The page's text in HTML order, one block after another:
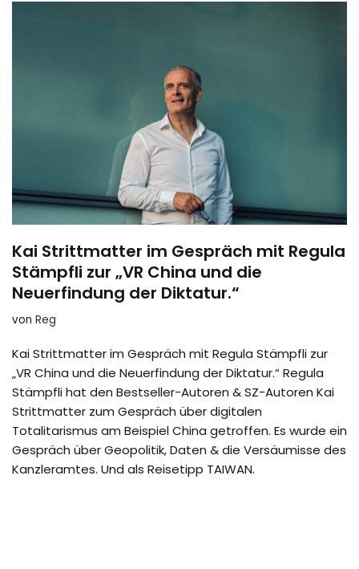
Kai Strittmatter im Gespräch mit Regula
Stämpfli zur „VR China und die
Neuerfindung der Diktatur.“
von Reg
Kai Strittmatter im Gespräch mit Regula Stämpfli zur
„VR China und die Neuerfindung der Diktatur.“ Regula
Stämpfli hat den Bestseller-Autoren & SZ-Autoren Kai
Strittmatter zum Gespräch über digitalen
Totalitarismus am Beispiel China getroffen. Es wurde ein
Gespräch über Geopolitik, Daten & die Versäumisse des
Kanzleramtes. Und als Reisetipp TAIWAN.